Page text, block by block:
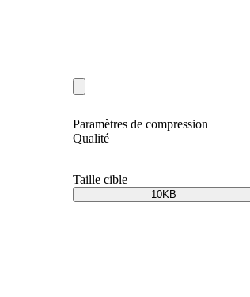
Paramètres de compression
Qualité
Taille cible
10KB